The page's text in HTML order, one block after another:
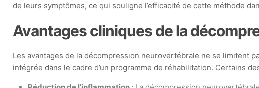
de leurs symptômes, ce qui souligne l’efficacité de cette méthode
Avantages cliniques de la
Les avantages de la décompression neurovertébrale ne se limitent
intégrée dans le cadre d’un programme de réhabilitation. Certains